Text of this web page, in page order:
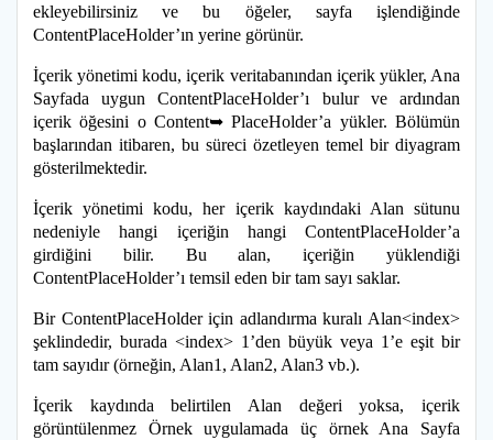
ekleyebilirsiniz ve bu öğeler, sayfa işlendiğinde
ContentPlaceHolder’ın yerine görünür.
İçerik yönetimi kodu, içerik veritabanından içerik yükler, Ana
Sayfada uygun ContentPlaceHolder’ı bulur ve ardından
içerik öğesini o Content➥ PlaceHolder’a yükler. Bölümün
başlarından itibaren, bu süreci özetleyen temel bir diyagram
gösterilmektedir.
İçerik yönetimi kodu, her içerik kaydındaki Alan sütunu
nedeniyle hangi içeriğin hangi ContentPlaceHolder’a
girdiğini bilir. Bu alan, içeriğin yüklendiği
ContentPlaceHolder’ı temsil eden bir tam sayı saklar.
Bir ContentPlaceHolder için adlandırma kuralı Alan<index>
şeklindedir, burada <index> 1’den büyük veya 1’e eşit bir
tam sayıdır (örneğin, Alan1, Alan2, Alan3 vb.).
İçerik kaydında belirtilen Alan değeri yoksa, içerik
görüntülenmez Örnek uygulamada üç örnek Ana Sayfa